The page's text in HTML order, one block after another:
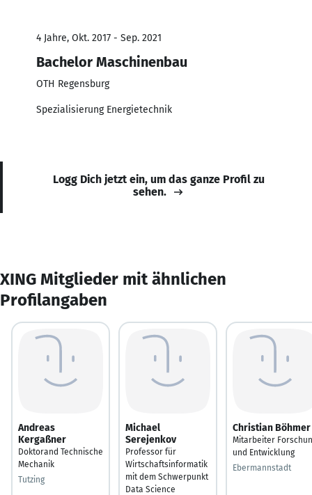
4 Jahre, Okt. 2017 - Sep. 2021
Bachelor Maschinenbau
OTH Regensburg
Spezialisierung Energietechnik
Logg Dich jetzt ein, um das ganze Profil zu
sehen.
XING Mitglieder mit ähnlichen
Profilangaben
Andreas
Kergaßner
Doktorand Technische
Mechanik
Tutzing
Michael
Serejenkov
Professor für
Wirtschaftsinformatik
mit dem Schwerpunkt
Data Science
Christian Böhmer
Mitarbeiter
und Entwicklung
Ebermannstadt